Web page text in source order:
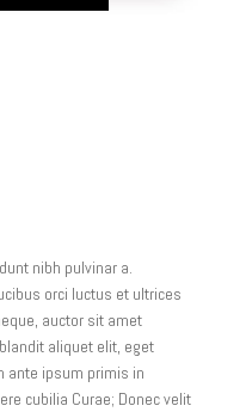
nibh pulvinar a.
orci luctus et ultrices
auctor sit amet
aliquet elit, eget
ante ipsum primis in
cubilia Curae; Donec velit